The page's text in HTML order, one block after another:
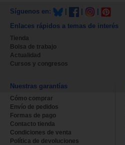
Síguenos en:
Enlaces rápidos a temas de interés
Tienda
Bolsa de trabajo
Actualidad
Cursos y congresos
Nuestras garantías
Cómo comprar
Envío de pedidos
Formas de pago
Contacto tienda
Condiciones de venta
Política de devoluciones